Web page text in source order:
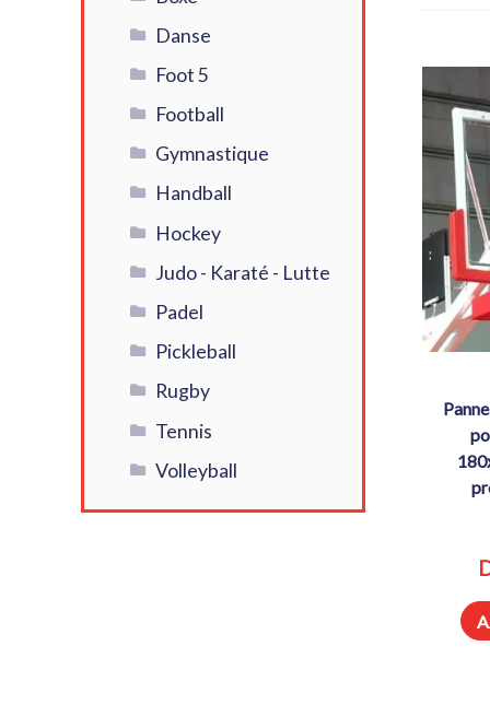
panneau de basket verre trempé
Danse
Foot 5
Football
Gymnastique
Handball
Hockey
Judo - Karaté - Lutte
Padel
Pickleball
Rugby
Tennis
Volleyball